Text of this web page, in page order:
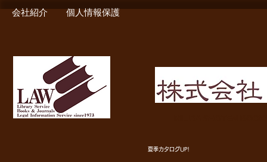
会社紹介 個人情報保護
夏季カタログUP!